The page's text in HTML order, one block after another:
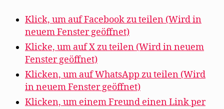
Klick, um auf Facebook zu teilen (Wird in
neuem Fenster geöffnet)
Klicke, um auf X zu teilen (Wird in neuem
Fenster geöffnet)
Klicken, um auf WhatsApp zu teilen (Wird
in neuem Fenster geöffnet)
Klicken, um einem Freund einen Link per